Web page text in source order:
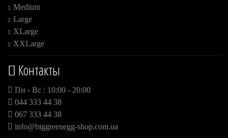
Medium
Large
XLarge
XXLarge
Контакты
Пн - Вс : 10:00 - 20:00
044 333 44 38
067 333 44 38
info@biggreenegg-shop.com.ua